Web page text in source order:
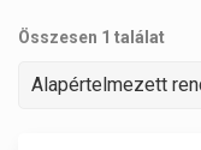
Összesen 1 találat